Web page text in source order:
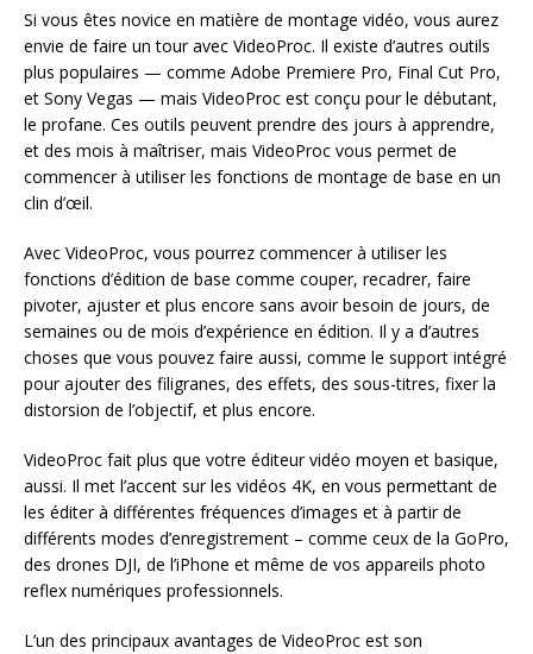
Si vous êtes novice en matière de montage vidéo, vous aurez
envie de faire un tour avec VideoProc. Il existe d’autres outils
plus populaires — comme Adobe Premiere Pro, Final Cut Pro,
et Sony Vegas — mais VideoProc est conçu pour le débutant,
le profane. Ces outils peuvent prendre des jours à apprendre,
et des mois à maîtriser, mais VideoProc vous permet de
commencer à utiliser les fonctions de montage de base en un
clin d’œil.
Avec VideoProc, vous pourrez commencer à utiliser les
fonctions d’édition de base comme couper, recadrer, faire
pivoter, ajuster et plus encore sans avoir besoin de jours, de
semaines ou de mois d’expérience en édition. Il y a d’autres
choses que vous pouvez faire aussi, comme le support intégré
pour ajouter des filigranes, des effets, des sous-titres, fixer la
distorsion de l’objectif, et plus encore.
VideoProc fait plus que votre éditeur vidéo moyen et basique,
aussi. Il met l’accent sur les vidéos 4K, en vous permettant de
les éditer à différentes fréquences d’images et à partir de
différents modes d’enregistrement – comme ceux de la GoPro,
des drones DJI, de l’iPhone et même de vos appareils photo
reflex numériques professionnels.
L’un des principaux avantages de VideoProc est son